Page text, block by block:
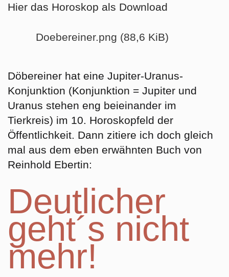
Hier das Horoskop als Download
Doebereiner.png (88,6 KiB)
Döbereiner hat eine Jupiter-Uranus-
Konjunktion (Konjunktion = Jupiter und
Uranus stehen eng beieinander im
Tierkreis) im 10. Horoskopfeld der
Öffentlichkeit. Dann zitiere ich doch gleich
mal aus dem eben erwähnten Buch von
Reinhold Ebertin:
Deutlicher
geht´s nicht
mehr!